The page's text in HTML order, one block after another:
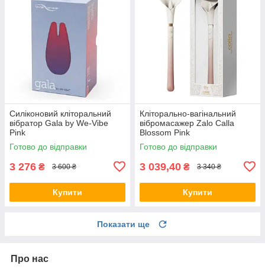
Силіконовий кліторальний
вібратор Gala by We-Vibe
Pink
Готово до відправки
3 276 ₴ 3 600 ₴
Купити
Кліторально-вагінальний
вібромасажер Zalo Calla
Blossom Pink
Готово до відправки
3 039,40 ₴ 3 340 ₴
Купити
Показати ще
Про нас